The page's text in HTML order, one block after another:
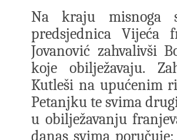
Na kraju misnoga
predsjednica Vijeća
Jovanović zahvalivši
koje obilježavaju.
Kutleši na upućenim
Petanjku te svima
u obilježavanju
danas svima